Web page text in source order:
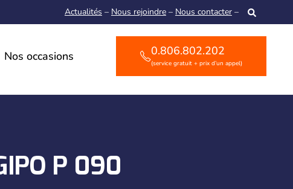
Actualités – Nous rejoindre– Nous contacter–
Nos occasions 0.806.802.202
(service gratuit + prix d’un appel)
P 090